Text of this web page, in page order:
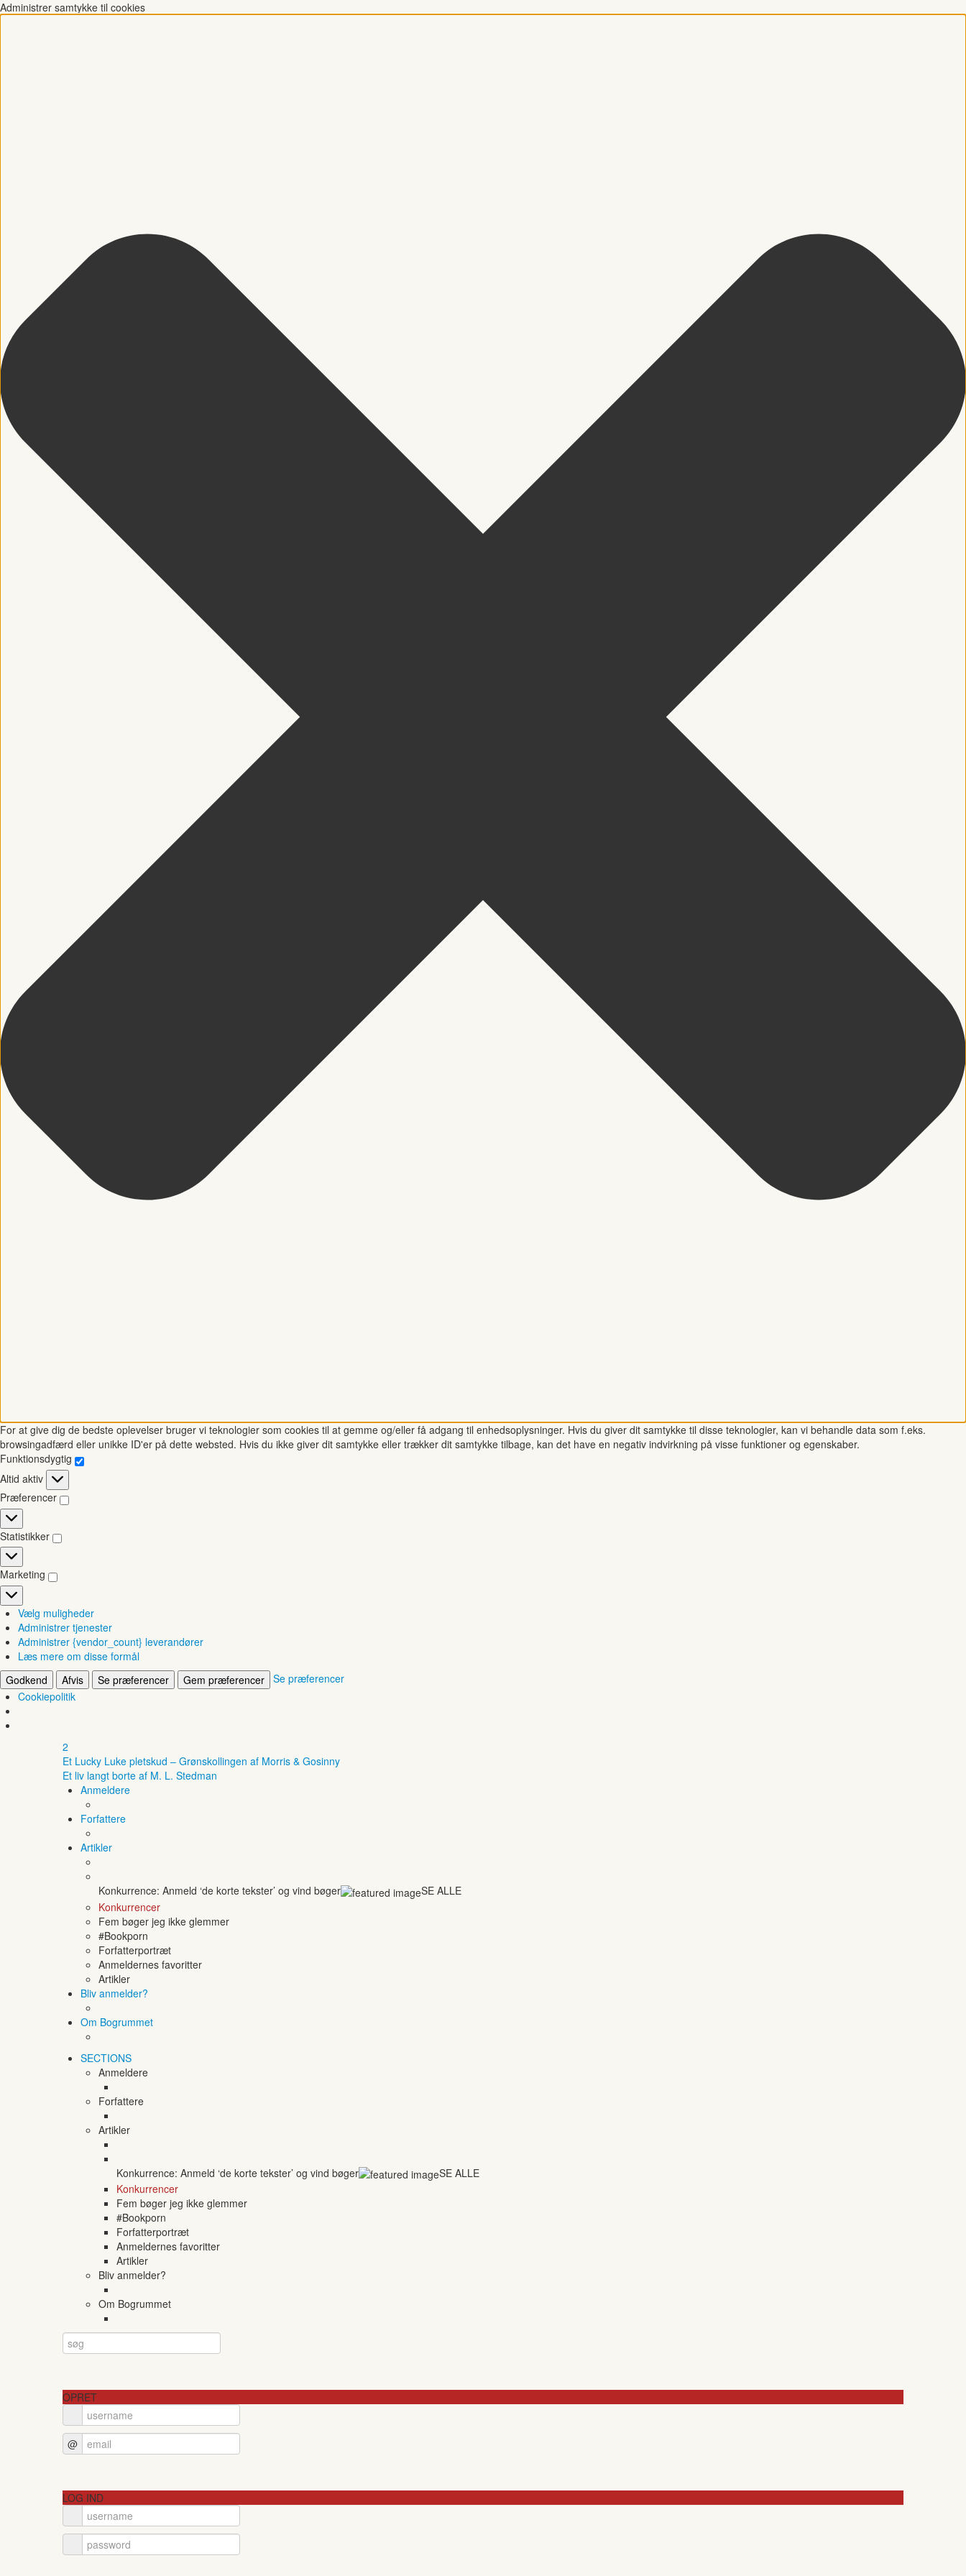
Administrer samtykke til cookies
For at give dig de bedste oplevelser bruger vi teknologier som cookies til at gemme og/eller få adgang til enhedsoplysninger. Hvis du giver dit samtykke til disse teknologier, kan vi behandle data som f.eks.
browsingadfærd eller unikke ID'er på dette websted. Hvis du ikke giver dit samtykke eller trækker dit samtykke tilbage, kan det have en negativ indvirkning på visse funktioner og egenskaber.
Funktionsdygtig
Funktionsdygtig
Altid aktiv
Præferencer
Præferencer
Statistikker
Statistikker
Marketing
Marketing
Vælg muligheder
Administrer tjenester
Administrer {vendor_count} leverandører
Læs mere om disse formål
Godkend
Afvis Se præferencer Gem præferencer Se præferencer
Cookiepolitik
2
Et Lucky Luke pletskud – Grønskollingen af Morris & Gosinny
Et liv langt borte af M. L. Stedman
Anmeldere
Forfattere
Artikler
Konkurrence: Anmeld ‘de korte tekster’ og vind bøger
SE ALLE
Konkurrencer
Fem bøger jeg ikke glemmer
#Bookporn
Forfatterportræt
Anmeldernes favoritter
Artikler
Bliv anmelder?
Om Bogrummet
SECTIONS
Anmeldere
Forfattere
Artikler
Konkurrence: Anmeld ‘de korte tekster’ og vind bøger
SE ALLE
Konkurrencer
Fem bøger jeg ikke glemmer
#Bookporn
Forfatterportræt
Anmeldernes favoritter
Artikler
Bliv anmelder?
Om Bogrummet
OPRET
@
LOG IND